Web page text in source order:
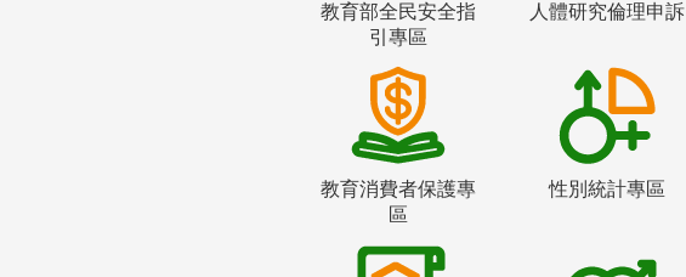
教育部全民安全指
引專區
人體研究倫理申訴
教育消費者保護專
區
性別統計專區